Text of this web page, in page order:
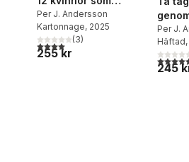
erövrade världen
Per J. Andersson
Kartonnage, 2025
4,0utav 5 stjärnor. Totalt antal röster:
(3)
255 kr
Per J.
Häftad
4,7
245